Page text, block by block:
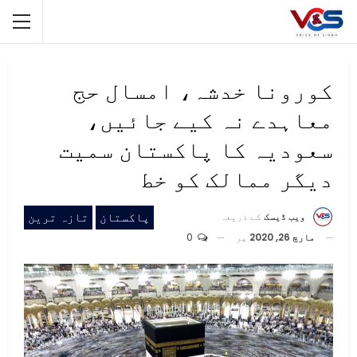
کورونا خدشہ، امسال حج
معاہدے نہ کیے جائیں،
سعودیہ کا پاکستان سمیت
دیگر ممالک کو خط
پاکستان تازہ ترین ویب ڈیسک کے ذریعہ
مارچ 26, 2020
پر